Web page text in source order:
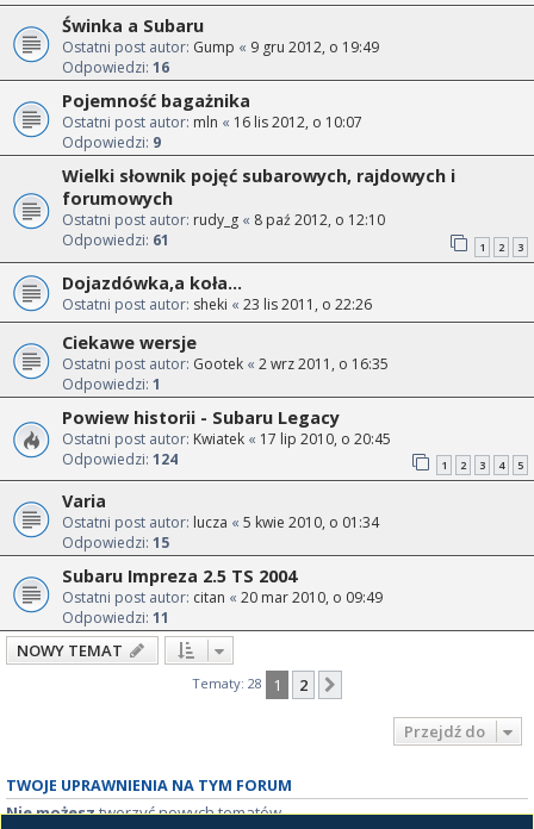
Świnka a Subaru
Ostatni post autor: Gump « 9 gru 2012, o 19:49
Odpowiedzi: 16
Pojemność bagażnika
Ostatni post autor: mln « 16 lis 2012, o 10:07
Odpowiedzi: 9
Wielki słownik pojęć subarowych, rajdowych i
forumowych
Ostatni post autor: rudy_g « 8 paź 2012, o 12:10
Odpowiedzi: 61 1 2 3
Dojazdówka,a koła...
Ostatni post autor: sheki « 23 lis 2011, o 22:26
Ciekawe wersje
Ostatni post autor: Gootek « 2 wrz 2011, o 16:35
Odpowiedzi: 1
Powiew historii - Subaru Legacy
Ostatni post autor: Kwiatek « 17 lip 2010, o 20:45
Odpowiedzi: 124 1 2 3 4 5
Varia
Ostatni post autor: lucza « 5 kwie 2010, o 01:34
Odpowiedzi: 15
Subaru Impreza 2.5 TS 2004
Ostatni post autor: citan « 20 mar 2010, o 09:49
Odpowiedzi: 11
NOWY TEMAT
Tematy: 28 1 2
Przejdź do
TWOJE UPRAWNIENIA NA TYM FORUM
Nie możesztworzyć nowych tematów